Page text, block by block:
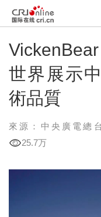
世界展示
術品質
來源：中央廣電總
25.7万